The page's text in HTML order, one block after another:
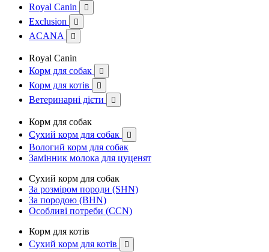
Royal Canin

Exclusion 
ACANA 
Royal Canin
Корм для собак

Корм для котів 
Ветеринарні дієти 
Корм для собак
Сухий корм для собак

Вологий корм для собак
Замінник молока для цуценят
Сухий корм для собак
За розміром породи (SHN)
За породою (BHN)
Особливі потреби (CCN)
Корм для котів
Сухий корм для котів
